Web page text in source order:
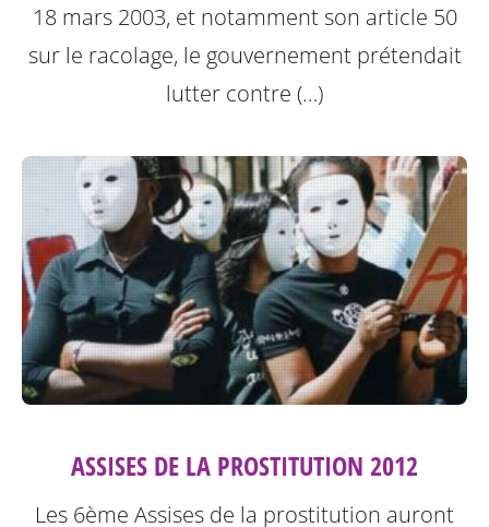
18 mars 2003, et notamment son article 50
sur le racolage, le gouvernement prétendait
lutter contre (…)
ASSISES DE LA PROSTITUTION 2012
Les 6ème Assises de la prostitution auront